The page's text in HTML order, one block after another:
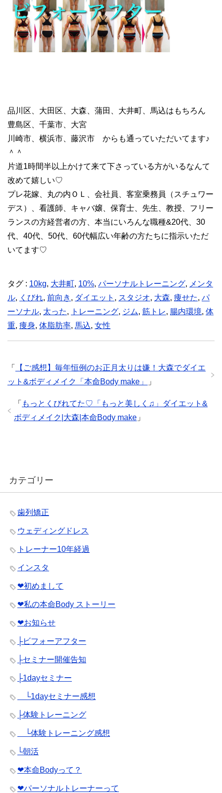
品川区、大田区、大森、蒲田、大井町、馬込はもちろん
豊島区、千葉市、大宮
川崎市、横浜市、藤沢市 からも通っていただいてます♪
＾＾
片道1時間半以上かけて来て下さっている方がいるなんて
改めて嬉しい♡
プレ花嫁、丸の内ＯＬ、会社員、客室乗務員（スチュワー
デス）、看護師、キャバ嬢、保育士、先生、教授、フリー
ランスの方経営者の方、本当にいろんな職種&20代、30
代、40代、50代、60代幅広い年齢の方たちに指示いただ
いてます♡
タグ : 10kg, 大井町, 10%, パーソナルトレーニング, メンタ
ル, くびれ, 前向き , ダイエット , スタジオ, 大森, 痩せた, パ
ーソナル, 太った, トレーニング, ジム, 筋トレ, 腸内環境, 体
重, 痩身, 体脂肪率, 馬込, 女性
「
【ご感想】毎年恒例のお正月太りは嫌！大森でダイエ
ット&ボディメイク「本命Body make」
」
「 もっとくびれてた♡「もっと美しく♫」ダイエット&
ボディメイク|大森|本命Body make 」
カテゴリー
歯列矯正
ウェディングドレス
トレーナー10年経過
インスタ
❤︎初めまして
❤︎私の本命Body ストーリー
❤︎お知らせ
├ビフォーアフター
├セミナー開催告知
├1dayセミナー
└1dayセミナー感想
├体験トレーニング
└体験トレーニング感想
└朝活
❤︎本命Bodyって？
❤︎パーソナルトレーナーって